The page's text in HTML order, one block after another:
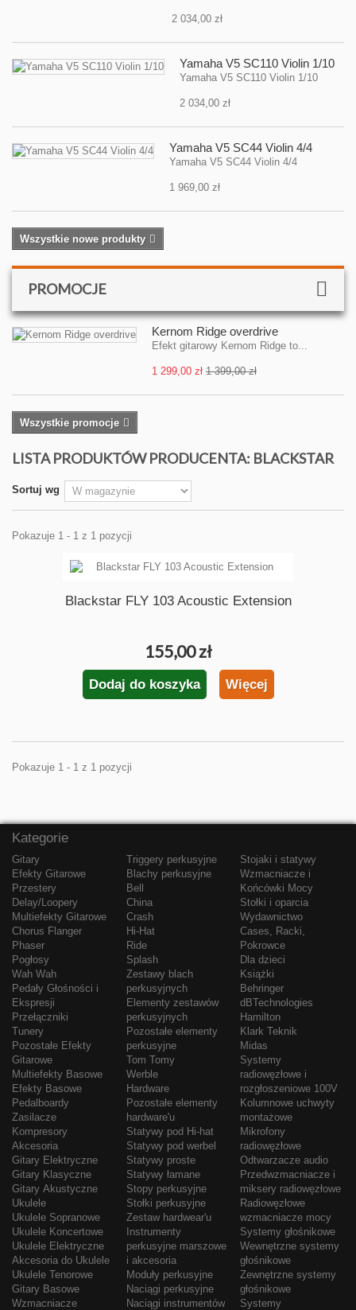
2 034,00 zł
Yamaha V5 SC110 Violin 1/10
Yamaha V5 SC110 Violin 1/10
2 034,00 zł
Yamaha V5 SC44 Violin 4/4
Yamaha V5 SC44 Violin 4/4
1 969,00 zł
Wszystkie nowe produkty
PROMOCJE
Kernom Ridge overdrive
Efekt gitarowy Kernom Ridge to...
1 299,00 zł 1 399,00 zł
Wszystkie promocje
LISTA PRODUKTÓW PRODUCENTA: BLACKSTAR
Sortuj wg
Pokazuje 1 - 1 z 1 pozycji
Blackstar FLY 103 Acoustic Extension
155,00 zł
Dodaj do koszyka Więcej
Pokazuje 1 - 1 z 1 pozycji
Kategorie
Gitary
Efekty Gitarowe
Przestery
Delay/Loopery
Multiefekty Gitarowe
Chorus Flanger
Phaser
Pogłosy
Wah Wah
Pedały Głośności i
Ekspresji
Przełączniki
Tunery
Pozostałe Efekty
Gitarowe
Multiefekty Basowe
Efekty Basowe
Pedalboardy
Zasilacze
Kompresory
Akcesoria
Gitary Elektryczne
Gitary Klasyczne
Gitary Akustyczne
Ukulele
Ukulele Sopranowe
Ukulele Koncertowe
Ukulele Elektryczne
Akcesoria do Ukulele
Ukulele Tenorowe
Gitary Basowe
Wzmacniacze
Triggery perkusyjne
Blachy perkusyjne
Bell
China
Crash
Hi-Hat
Ride
Splash
Zestawy blach
perkusyjnych
Elementy zestawów
perkusyjnych
Pozostałe elementy
perkusyjne
Tom Tomy
Werble
Hardware
Pozostałe elementy
hardware'u
Statywy pod Hi-hat
Statywy pod werbel
Statywy proste
Statywy łamane
Stopy perkusyjne
Stołki perkusyjne
Zestaw hardwear'u
Instrumenty
perkusyjne marszowe
i akcesoria
Moduły perkusyjne
Naciągi perkusyjne
Naciągi instrumentów
Stojaki i statywy
Wzmacniacze i
Końcówki Mocy
Stołki i oparcia
Wydawnictwo
Cases, Racki,
Pokrowce
Dla dzieci
Książki
Behringer
dBTechnologies
Hamilton
Klark Teknik
Midas
Systemy
radiowęzłowe i
rozgłoszeniowe 100V
Kolumnowe uchwyty
montażowe
Mikrofony
radiowęzłowe
Odtwarzacze audio
Przedwzmacniacze i
miksery radiowęzłowe
Radiowęzłowe
wzmacniacze mocy
Systemy głośnikowe
Wewnętrzne systemy
głośnikowe
Zewnętrzne systemy
głośnikowe
Systemy